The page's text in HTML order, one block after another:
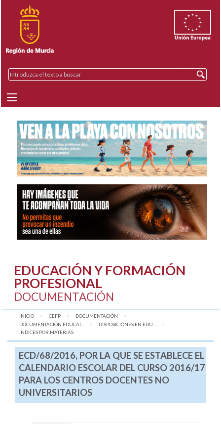
EDUCACIÓN Y FORMACIÓN
PROFESIONAL
DOCUMENTACIÓN
INICIO CEFP
DOCUMENTACIÓN
DOCUMENTACIÓN EDUCAT...
DISPOSICIONES EN EDU...
AQUÍ:
ÍNDICES POR MATERIAS
ECD/68/2016, POR LA QUE SE ESTABLECE EL
CALENDARIO ESCOLAR DEL CURSO 2016/17
PARA LOS CENTROS DOCENTES NO
UNIVERSITARIOS